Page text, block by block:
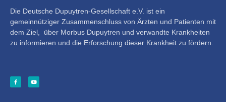
Die Deutsche Dupuytren-Gesellschaft e.V. ist ein
gemeinnütziger Zusammenschluss von Ärzten und Patienten mit
dem Ziel, über Morbus Dupuytren und verwandte Krankheiten
zu informieren und die Erforschung dieser Krankheit zu fördern.